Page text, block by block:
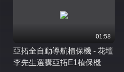
01:58
亞拓全自動導航植保機 - 花壇
李先生選購亞拓E1植保機